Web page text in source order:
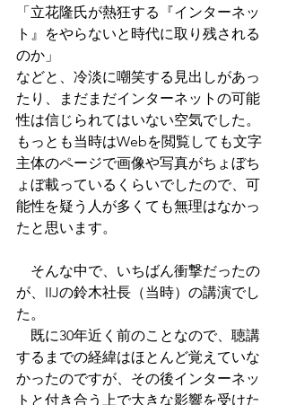
「立花隆氏が熱狂する『インターネッ
ト』をやらないと時代に取り残される
のか」
などと、冷淡に嘲笑する見出しがあっ
たり、まだまだインターネットの可能
性は信じられてはいない空気でした。
もっとも当時はWebを閲覧しても文字
主体のページで画像や写真がちょぼち
ょぼ載っているくらいでしたので、可
能性を疑う人が多くても無理はなかっ
たと思います。
そんな中で、いちばん衝撃だったの
が、IIJの鈴木社長（当時）の講演でし
た。
既に30年近く前のことなので、聴講
するまでの経緯はほとんど覚えていな
かったのですが、その後インターネッ
トと付き合う上で大きな影響を受けた